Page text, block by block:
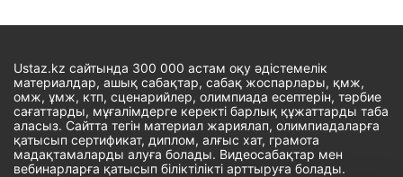
Ustaz.kz сайтында 300 000 астам оқу әдістемелік
материалдар, ашық сабақтар, сабақ жоспарлары, қмж,
омж, ұмж, ктп, сценарийлер, олимпиада есептерін, тәрбие
сағаттарды, мұғалімдерге керекті барлық құжаттарды таба
аласыз. Сайтта тегін материал жариялап, олимпиадаларға
қатысып сертификат, диплом, алғыс хат, грамота
мадақтамаларды алуға болады. Видеосабақтар мен
вебинарларға қатысып біліктілікті арттыруға болады.